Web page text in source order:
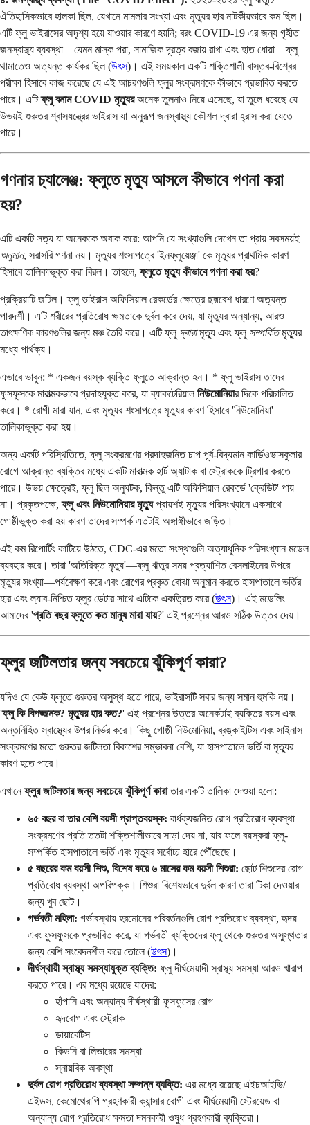
ঐতিহাসিকভাবে হালকা ছিল, যেখানে মামলার সংখ্যা এবং মৃত্যুর হার নাটকীয়ভাবে কম ছিল।
এটি ফ্লু ভাইরাসের অদৃশ্য হয়ে যাওয়ার কারণে হয়নি; বরং COVID-19 এর জন্য গৃহীত
জনস্বাস্থ্য ব্যবস্থা—যেমন মাস্ক পরা, সামাজিক দূরত্ব বজায় রাখা এবং হাত ধোয়া—ফ্লু
থামাতেও অত্যন্ত কার্যকর ছিল (উৎস)। এই সময়কাল একটি শক্তিশালী বাস্তব-বিশ্বের
পরীক্ষা হিসাবে কাজ করেছে যে এই আচরণগুলি ফ্লুর সংক্রমণকে কীভাবে প্রভাবিত করতে
পারে। এটিফ্লু বনাম COVID মৃত্যুরঅনেক তুলনাও নিয়ে এসেছে, যা তুলে ধরেছে যে
উভয়ই গুরুতর শ্বাসযন্ত্রের ভাইরাস যা অনুরূপ জনস্বাস্থ্য কৌশল দ্বারা হ্রাস করা যেতে
পারে।
গণনার চ্যালেঞ্জ: ফ্লুতে মৃত্যু আসলে কীভাবে গণনা করা
হয়?
এটি একটি সত্য যা অনেককে অবাক করে: আপনি যে সংখ্যাগুলি দেখেন তা প্রায় সবসময়ই
অনুমান, সরাসরি গণনা নয়। মৃত্যুর শংসাপত্রে 'ইনফ্লুয়েঞ্জা' কে মৃত্যুর প্রাথমিক কারণ
হিসাবে তালিকাভুক্ত করা বিরল। তাহলে,ফ্লুতে মৃত্যু কীভাবে গণনা করা হয়?
প্রক্রিয়াটি জটিল। ফ্লু ভাইরাস অফিসিয়াল রেকর্ডের ক্ষেত্রে ছদ্মবেশ ধারণে অত্যন্ত
পারদর্শী। এটি শরীরের প্রতিরোধ ক্ষমতাকে দুর্বল করে দেয়, যা মৃত্যুর অন্যান্য, আরও
তাৎক্ষণিক কারণগুলির জন্য মঞ্চ তৈরি করে। এটি ফ্লু দ্বারামৃত্যু এবং ফ্লু সম্পর্কিতমৃত্যুর
মধ্যে পার্থক্য।
এভাবে ভাবুন: * একজন বয়স্ক ব্যক্তি ফ্লুতে আক্রান্ত হন। * ফ্লু ভাইরাস তাদের
ফুসফুসকে মারাত্মকভাবে প্রদাহযুক্ত করে, যা ব্যাকটেরিয়াল নিউমোনিয়ার দিকে পরিচালিত
করে। * রোগী মারা যান, এবং মৃত্যুর শংসাপত্রে মৃত্যুর কারণ হিসাবে 'নিউমোনিয়া'
তালিকাভুক্ত করা হয়।
অন্য একটি পরিস্থিতিতে, ফ্লু সংক্রমণের প্রদাহজনিত চাপ পূর্ব-বিদ্যমান কার্ডিওভাসকুলার
রোগে আক্রান্ত ব্যক্তির মধ্যে একটি মারাত্মক হার্ট অ্যাটাক বা স্ট্রোককে ট্রিগার করতে
পারে। উভয় ক্ষেত্রেই, ফ্লু ছিল অনুঘটক, কিন্তু এটি অফিসিয়াল রেকর্ডে 'ক্রেডিট' পায়
না। প্রকৃতপক্ষে,ফ্লু এবং নিউমোনিয়ার মৃত্যুপ্রায়শই মৃত্যুর পরিসংখ্যানে একসাথে
গোষ্ঠীভুক্ত করা হয় কারণ তাদের সম্পর্ক এতটাই অঙ্গাঙ্গীভাবে জড়িত।
এই কম রিপোর্টিং কাটিয়ে উঠতে, CDC-এর মতো সংস্থাগুলি অত্যাধুনিক পরিসংখ্যান মডেল
ব্যবহার করে। তারা 'অতিরিক্ত মৃত্যু'—ফ্লু ঋতুর সময় প্রত্যাশিত বেসলাইনের উপরে
মৃত্যুর সংখ্যা—পর্যবেক্ষণ করে এবং রোগের প্রকৃত বোঝা অনুমান করতে হাসপাতালে ভর্তির
হার এবং ল্যাব-নিশ্চিত ফ্লুর ডেটার সাথে এটিকে একত্রিত করে (উৎস)। এই মডেলিং
আমাদের 'প্রতি বছর ফ্লুতে কত মানুষ মারা যায়?' এই প্রশ্নের আরও সঠিক উত্তর দেয়।
ফ্লুর জটিলতার জন্য সবচেয়ে ঝুঁকিপূর্ণ কারা?
যদিও যে কেউ ফ্লুতে গুরুতর অসুস্থ হতে পারে, ভাইরাসটি সবার জন্য সমান হুমকি নয়।
'ফ্লু কি বিপজ্জনক? মৃত্যুর হার কত?' এই প্রশ্নের উত্তর অনেকটাই ব্যক্তির বয়স এবং
অন্তর্নিহিত স্বাস্থ্যের উপর নির্ভর করে। কিছু গোষ্ঠী নিউমোনিয়া, ব্রঙ্কাইটিস এবং সাইনাস
সংক্রমণের মতো গুরুতর জটিলতা বিকাশের সম্ভাবনা বেশি, যা হাসপাতালে ভর্তি বা মৃত্যুর
কারণ হতে পারে।
এখানেফ্লুর জটিলতার জন্য সবচেয়ে ঝুঁকিপূর্ণ কারাতার একটি তালিকা দেওয়া হলো:
৬৫ বছর বা তার বেশি বয়সী প্রাপ্তবয়স্ক: বার্ধক্যজনিত রোগ প্রতিরোধ ব্যবস্থা
সংক্রমণের প্রতি ততটা শক্তিশালীভাবে সাড়া দেয় না, যার ফলে বয়স্করা ফ্লু-
সম্পর্কিত হাসপাতালে ভর্তি এবং মৃত্যুর সর্বোচ্চ হারে পৌঁছেছে।
৫ বছরের কম বয়সী শিশু, বিশেষ করে ৬ মাসের কম বয়সী শিশুরা: ছোট শিশুদের রোগ
প্রতিরোধ ব্যবস্থা অপরিপক্ক। শিশুরা বিশেষভাবে দুর্বল কারণ তারা টিকা দেওয়ার
জন্য খুব ছোট।
গর্ভবতী মহিলা: গর্ভাবস্থায় হরমোনের পরিবর্তনগুলি রোগ প্রতিরোধ ব্যবস্থা, হৃদয়
এবং ফুসফুসকে প্রভাবিত করে, যা গর্ভবতী ব্যক্তিদের ফ্লু থেকে গুরুতর অসুস্থতার
জন্য বেশি সংবেদনশীল করে তোলে (উৎস)।
দীর্ঘস্থায়ী স্বাস্থ্য সমস্যাযুক্ত ব্যক্তি: ফ্লু দীর্ঘমেয়াদী স্বাস্থ্য সমস্যা আরও খারাপ
করতে পারে। এর মধ্যে রয়েছে যাদের:
হাঁপানি এবং অন্যান্য দীর্ঘস্থায়ী ফুসফুসের রোগ
হৃদরোগ এবং স্ট্রোক
ডায়াবেটিস
কিডনি বা লিভারের সমস্যা
স্নায়বিক অবস্থা
দুর্বল রোগ প্রতিরোধ ব্যবস্থা সম্পন্ন ব্যক্তি: এর মধ্যে রয়েছে এইচআইভি/
এইডস, কেমোথেরাপি গ্রহণকারী ক্যান্সার রোগী এবং দীর্ঘমেয়াদী স্টেরয়েড বা
অন্যান্য রোগ প্রতিরোধ ক্ষমতা দমনকারী ওষুধ গ্রহণকারী ব্যক্তিরা।